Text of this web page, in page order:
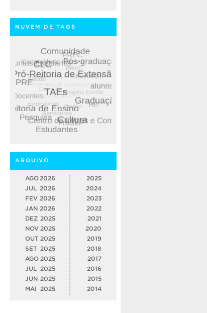
NUVEM DE TAGS
ARQUIVO
AGO 2026
JUL 2026
FEV 2026
JAN 2026
DEZ 2025
NOV 2025
OUT 2025
SET 2025
AGO 2025
JUL
2025
JUN 2025
MAI
2025
2025
2024
2023
2022
2021
2020
2019
2018
2017
2016
2015
2014